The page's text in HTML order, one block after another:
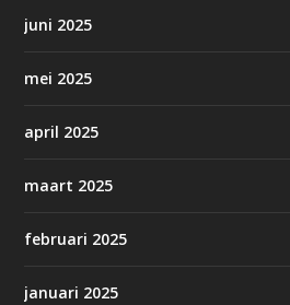
juni 2025
mei 2025
april 2025
maart 2025
februari 2025
januari 2025